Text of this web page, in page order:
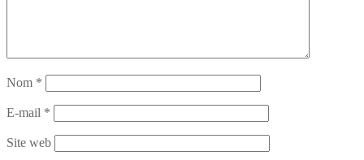
Nom *
E-mail *
Site web